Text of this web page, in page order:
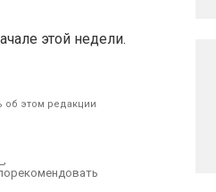
этой недели.
об этом редакции
,